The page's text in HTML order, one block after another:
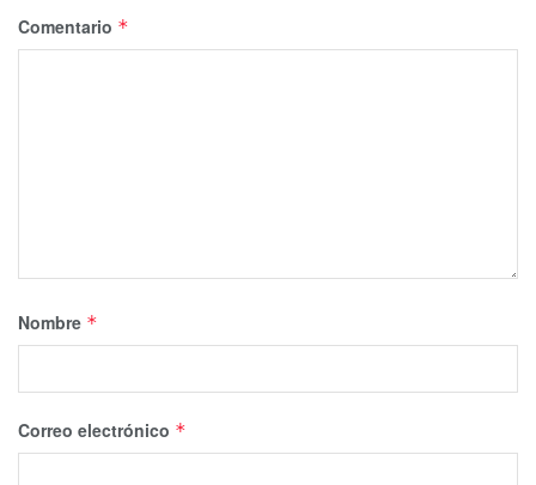
Comentario *
Nombre *
Correo electrónico *